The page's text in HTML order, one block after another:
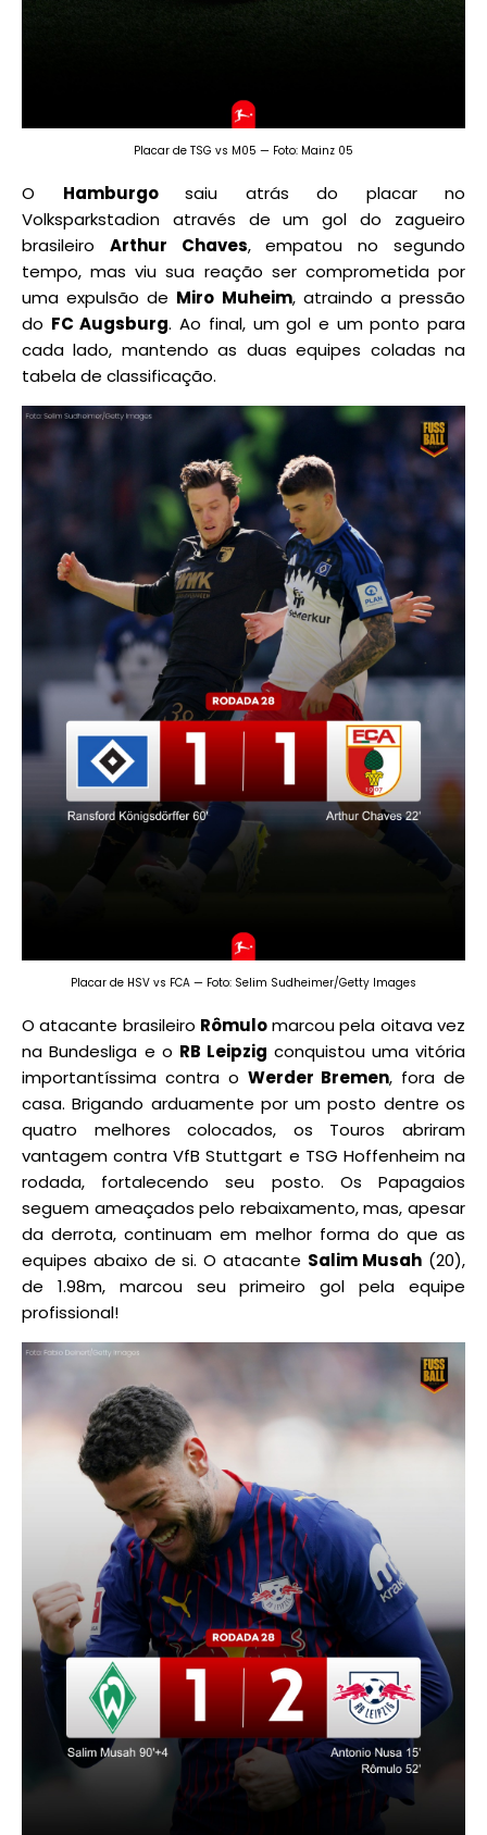
Placar de TSG vs M05 — Foto: Mainz 05
O Hamburgo saiu atrás do placar no
Volksparkstadion através de um gol do zagueiro
brasileiro Arthur Chaves, empatou no segundo
tempo, mas viu sua reação ser comprometida por
uma expulsão de Miro Muheim, atraindo a pressão
do FC Augsburg. Ao final, um gol e um ponto para
cada lado, mantendo as duas equipes coladas na
tabela de classificação.
Placar de HSV vs FCA — Foto: Selim Sudheimer/Getty Images
O atacante brasileiro Rômulomarcou pela oitava vez
na Bundesliga e o RB Leipzig conquistou uma vitória
importantíssima contra o Werder Bremen, fora de
casa. Brigando arduamente por um posto dentre os
quatro melhores colocados, os Touros abriram
vantagem contra VfB Stuttgart e TSG Hoffenheim na
rodada, fortalecendo seu posto. Os Papagaios
seguem ameaçados pelo rebaixamento, mas, apesar
da derrota, continuam em melhor forma do que as
equipes abaixo de si. O atacante Salim Musah (20),
de 1.98m, marcou seu primeiro gol pela equipe
profissional!